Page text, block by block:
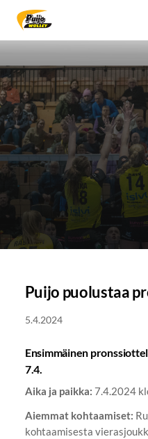
Siirry
sivun
Sivuston etusivulle
Puijo puolustaa
5.4.2024
Ensimmäinen
7.4.
Aika ja paikka: 7.4.2024
Aiemmat kohtaamiset:
kohtaamisesta